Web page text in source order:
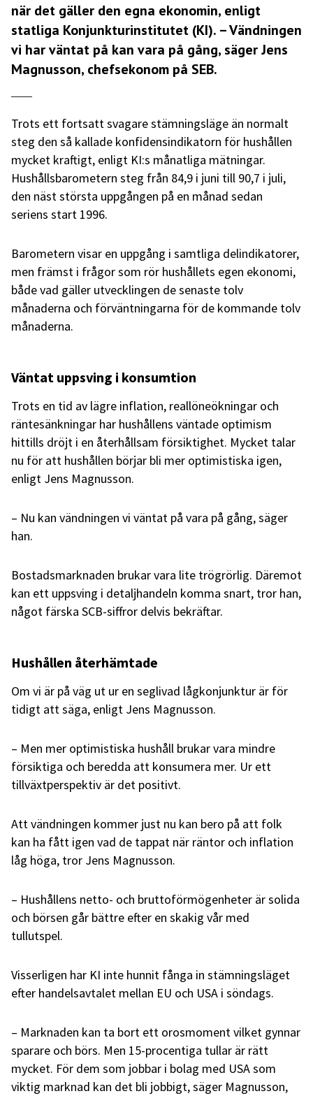
när det gäller den egna ekonomin, enligt
statliga Konjunkturinstitutet (KI). – Vändningen
vi har väntat på kan vara på gång, säger Jens
Magnusson, chefsekonom på SEB.
Trots ett fortsatt svagare stämningsläge än normalt
steg den så kallade konfidensindikatorn för hushållen
mycket kraftigt, enligt KI:s månatliga mätningar.
Hushållsbarometern steg från 84,9 i juni till 90,7 i juli,
den näst största uppgången på en månad sedan
seriens start 1996.
Barometern visar en uppgång i samtliga delindikatorer,
men främst i frågor som rör hushållets egen ekonomi,
både vad gäller utvecklingen de senaste tolv
månaderna och förväntningarna för de kommande tolv
månaderna.
Väntat uppsving i konsumtion
Trots en tid av lägre inflation, reallöneökningar och
räntesänkningar har hushållens väntade optimism
hittills dröjt i en återhållsam försiktighet. Mycket talar
nu för att hushållen börjar bli mer optimistiska igen,
enligt Jens Magnusson.
– Nu kan vändningen vi väntat på vara på gång, säger
han.
Bostadsmarknaden brukar vara lite trögrörlig. Däremot
kan ett uppsving i detaljhandeln komma snart, tror han,
något färska SCB-siffror delvis bekräftar.
Hushållen återhämtade
Om vi är på väg ut ur en seglivad lågkonjunktur är för
tidigt att säga, enligt Jens Magnusson.
– Men mer optimistiska hushåll brukar vara mindre
försiktiga och beredda att konsumera mer. Ur ett
tillväxtperspektiv är det positivt.
Att vändningen kommer just nu kan bero på att folk
kan ha fått igen vad de tappat när räntor och inflation
låg höga, tror Jens Magnusson.
– Hushållens netto- och bruttoförmögenheter är solida
och börsen går bättre efter en skakig vår med
tullutspel.
Visserligen har KI inte hunnit fånga in stämningsläget
efter handelsavtalet mellan EU och USA i söndags.
– Marknaden kan ta bort ett orosmoment vilket gynnar
sparare och börs. Men 15-procentiga tullar är rätt
mycket. För dem som jobbar i bolag med USA som
viktig marknad kan det bli jobbigt, säger Magnusson,